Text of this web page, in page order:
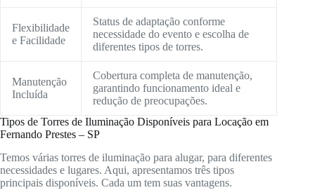
Flexibilidade
e Facilidade
Status de adaptação conforme
necessidade do evento e escolha de
diferentes tipos de torres.
Manutenção
Incluída
Cobertura completa de manutenção,
garantindo funcionamento ideal e
redução de preocupações.
Tipos de Torres de Iluminação Disponíveis para Locação em
Fernando Prestes – SP
Temos várias torres de iluminação para alugar, para diferentes
necessidades e lugares. Aqui, apresentamos três tipos
principais disponíveis. Cada um tem suas vantagens.